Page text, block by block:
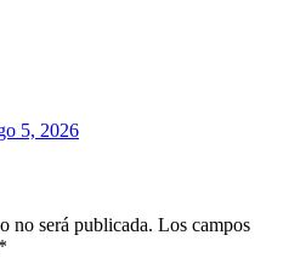
5, 2026
no será publicada. Los campos
*